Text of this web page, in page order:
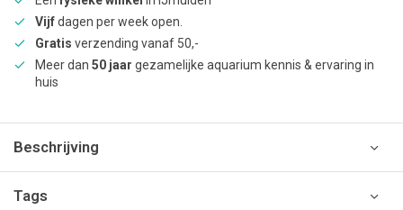
Vijfdagen per week open.
Gratis verzending vanaf 50,-
Meer dan 50 jaar gezamelijke aquarium kennis & ervaring in
huis
Beschrijving
Tags